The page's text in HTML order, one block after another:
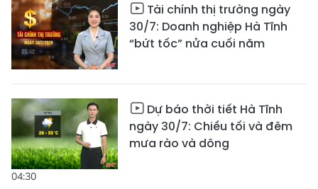
Tài chính thị trường ngày
30/7: Doanh nghiệp Hà Tĩnh
“bứt tốc” nửa cuối năm
04:30
Dự báo thời tiết Hà Tĩnh
ngày 30/7: Chiều tối và đêm
mưa rào và dông